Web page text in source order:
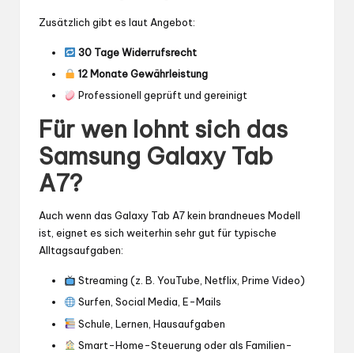
Zusätzlich gibt es laut Angebot:
30 Tage Widerrufsrecht
12 Monate Gewährleistung
Professionell geprüft und gereinigt
Für wen lohnt sich das
Samsung Galaxy Tab
A7?
Auch wenn das Galaxy Tab A7 kein brandneues Modell
ist, eignet es sich weiterhin sehr gut für typische
Alltagsaufgaben:
Streaming (z. B. YouTube, Netflix, Prime Video)
Surfen, Social Media, E-Mails
Schule, Lernen, Hausaufgaben
Smart-Home-Steuerung oder als Familien-